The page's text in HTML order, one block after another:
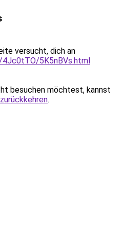
versucht, dich an
5K5nBVs.html
besuchen möchtest, kannst
.